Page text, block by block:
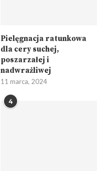
Pielęgnacja ratunkowa
dla cery suchej,
poszarzałej i
nadwrażliwej
11 marca, 2024
4